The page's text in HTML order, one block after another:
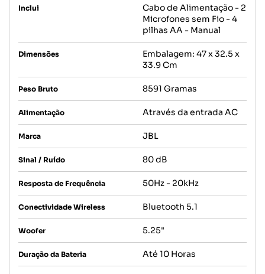
Inclui
Cabo de Alimentação - 2
Microfones sem Fio - 4
pilhas AA - Manual
Dimensões
Embalagem: 47 x 32.5 x
33.9 Cm
Peso Bruto 8591 Gramas
Alimentação Através da entrada AC
Marca JBL
Sinal / Ruído 80 dB
Resposta de Frequência 50Hz - 20kHz
Conectividade Wireless Bluetooth 5.1
Woofer 5.25"
Duração da Bateria Até 10 Horas